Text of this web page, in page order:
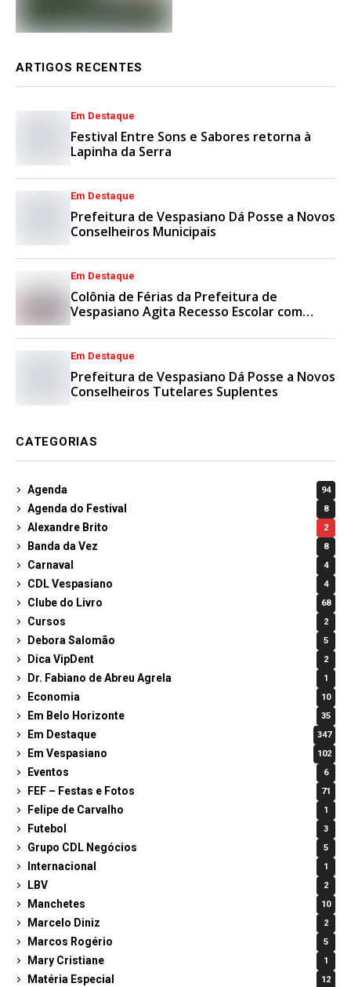
ARTIGOS RECENTES
Em Destaque
Festival Entre Sons e Sabores retorna à
Lapinha da Serra
Em Destaque
Prefeitura de Vespasiano Dá Posse a Novos
Conselheiros Municipais
Em Destaque
Colônia de Férias da Prefeitura de
Vespasiano Agita Recesso Escolar com
Em Destaque
Prefeitura de Vespasiano Dá Posse a Novos
Conselheiros Tutelares Suplentes
CATEGORIAS
Agenda 94
Agenda do Festival 8
Alexandre Brito 2
Banda da Vez 8
Carnaval 4
CDL Vespasiano 4
Clube do Livro 68
Cursos 2
Debora Salomão 5
Dica VipDent 2
Dr. Fabiano de Abreu Agrela 1
Economia 10
Em Belo Horizonte 35
Em Destaque 347
Em Vespasiano 102
Eventos 6
FEF – Festas e Fotos 71
Felipe de Carvalho 1
Futebol 3
Grupo CDL Negócios 5
Internacional 1
LBV 2
Manchetes 10
Marcelo Diniz 2
Marcos Rogério 5
Mary Cristiane 1
Matéria Especial 12